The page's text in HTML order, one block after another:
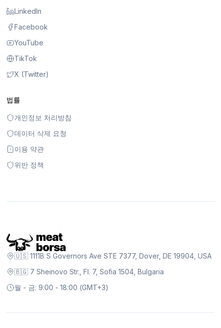
LinkedIn
Facebook
YouTube
TikTok
X (Twitter)
법률
개인정보 처리방침
데이터 삭제 요청
이용 약관
위반 정책
🇺🇸 1111B S Governors Ave STE 7377, Dover, DE 19904, USA
🇧🇬 7 Sheinovo Str., Fl. 7, Sofia 1504, Bulgaria
월 - 금: 9:00 - 18:00 (GMT+3)